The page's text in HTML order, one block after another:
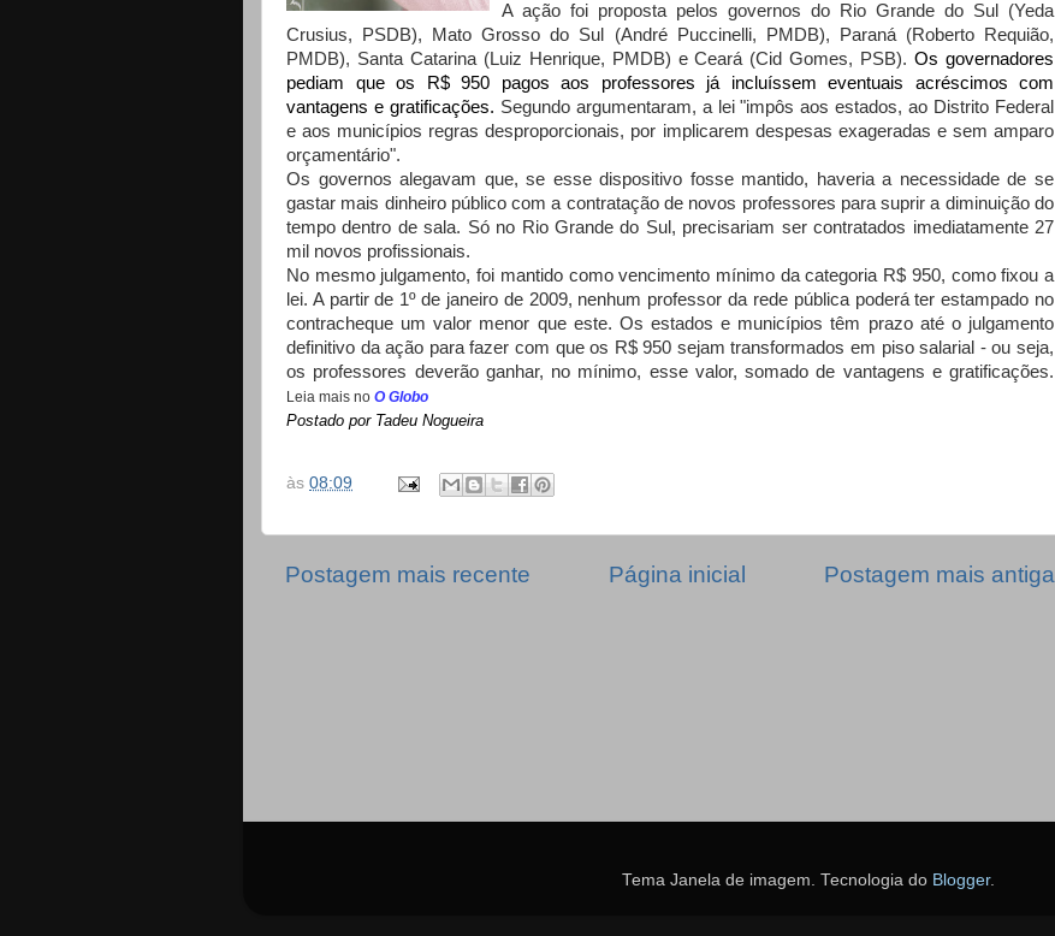
A ação foi proposta pelos governos do Rio Grande do Sul (Yeda
Crusius, PSDB), Mato Grosso do Sul (André Puccinelli, PMDB), Paraná (Roberto Requião,
PMDB), Santa Catarina (Luiz Henrique, PMDB) e Ceará (Cid Gomes, PSB).Os governadores
pediam que os R$ 950 pagos aos professores já incluíssem eventuais acréscimos com
vantagens e gratificações. Segundo argumentaram, a lei "impôs aos estados, ao Distrito Federal
e aos municípios regras desproporcionais, por implicarem despesas exageradas e sem amparo
orçamentário".
Os governos alegavam que, se esse dispositivo fosse mantido, haveria a necessidade de se
gastar mais dinheiro público com a contratação de novos professores para suprir a diminuição do
tempo dentro de sala. Só no Rio Grande do Sul, precisariam ser contratados imediatamente 27
mil novos profissionais.
No mesmo julgamento, foi mantido como vencimento mínimo da categoria R$ 950, como fixou a
lei. A partir de 1º de janeiro de 2009, nenhum professor da rede pública poderá ter estampado no
contracheque um valor menor que este. Os estados e municípios têm prazo até o julgamento
definitivo da ação para fazer com que os R$ 950 sejam transformados em piso salarial - ou seja,
os professores deverão ganhar, no mínimo, esse valor, somado de vantagens e gratificações.
Leia mais no O Globo
Postado por Tadeu Nogueira
às 08:09
Postagem mais recente Postagem mais antiga
Página inicial
Tema Janela de imagem. Tecnologia do Blogger.